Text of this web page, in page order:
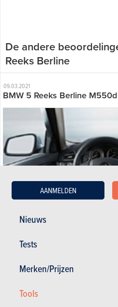
Nieuws
Tests
Merken/Prijzen
Tools
AANMELDEN
De andere
Reeks Berline
09.03.2021
BMW 5 Reeks Berline
Algemene tevredenheid :
Tevredenheid eigenaar14 / 20